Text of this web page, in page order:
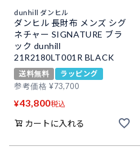
dunhill ダンヒル
ダンヒル 長財布 メンズ シグ
ネチャー SIGNATURE ブラ
ック dunhill
21R2180LT001R BLACK
送料無料
ラッピング
参考価格 ¥73,700
¥43,800税込
カートに入れる